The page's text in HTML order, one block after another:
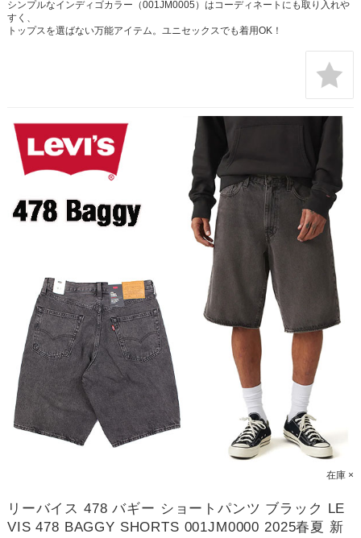
シンプルなインディゴカラー（001JM0005）はコーディネートにも取り入れや
すく、
トップスを選ばない万能アイテム。ユニセックスでも着用OK！
在庫 ×
リーバイス 478 バギー ショートパンツ ブラック LE
VIS 478 BAGGY SHORTS 001JM0000 2025春夏 新